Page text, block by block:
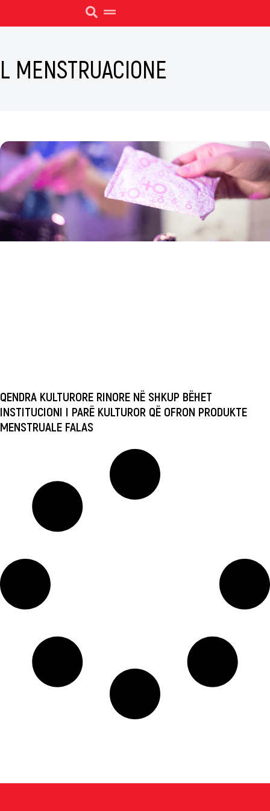
L MENSTRUACIONE
QENDRA KULTURORE RINORE NË SHKUP BËHET
INSTITUCIONI I PARË KULTUROR QË OFRON PRODUKTE
MENSTRUALE FALAS